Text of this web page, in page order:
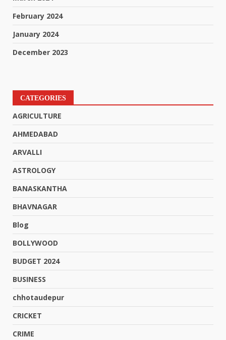
February 2024
January 2024
December 2023
CATEGORIES
AGRICULTURE
AHMEDABAD
ARVALLI
ASTROLOGY
BANASKANTHA
BHAVNAGAR
Blog
BOLLYWOOD
BUDGET 2024
BUSINESS
chhotaudepur
CRICKET
CRIME